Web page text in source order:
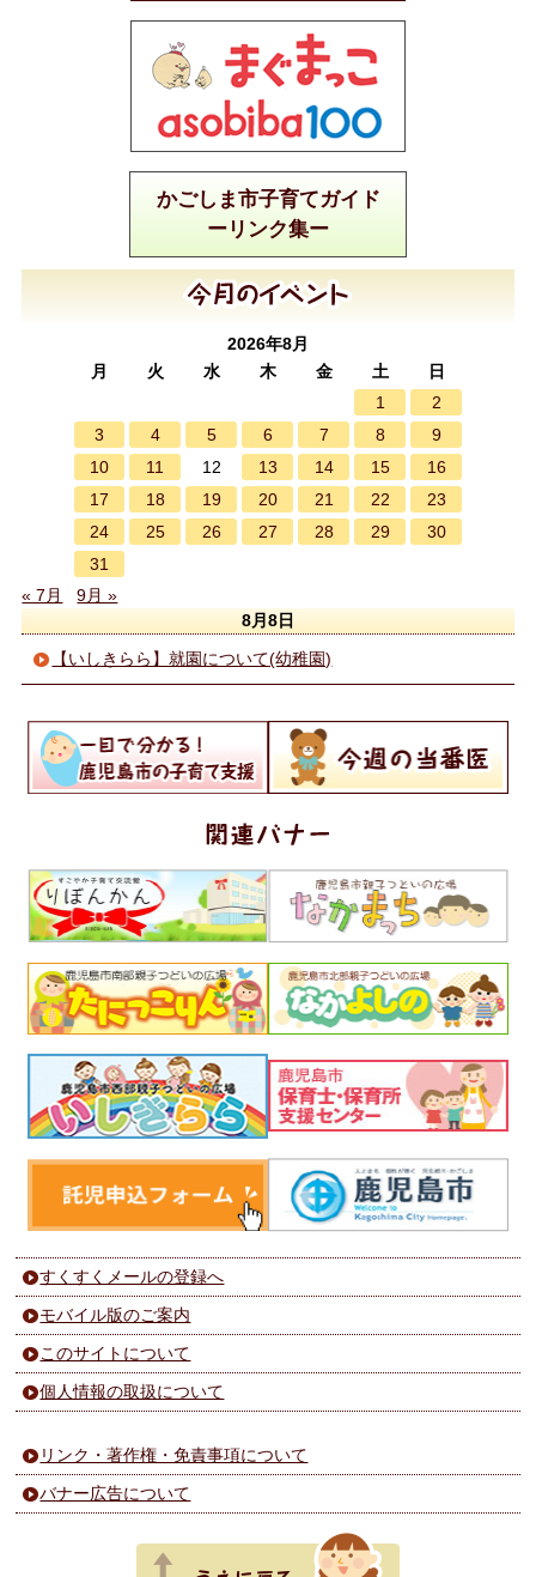
かごしま市子育てガイド
ーリンク集ー
2026年8月
月
火 水 木 金 土
日
1
2
3
4 5 6 7 8
9
10
11 12 13 14 15
16
17
18 19 20 21 22
23
24
25 26 27 28 29
30
31
« 7月
9月 »
8月8日
【いしきらら】就園について(幼稚園)
すくすくメールの登録へ
モバイル版のご案内
このサイトについて
個人情報の取扱について
リンク・著作権・免責事項について
バナー広告について